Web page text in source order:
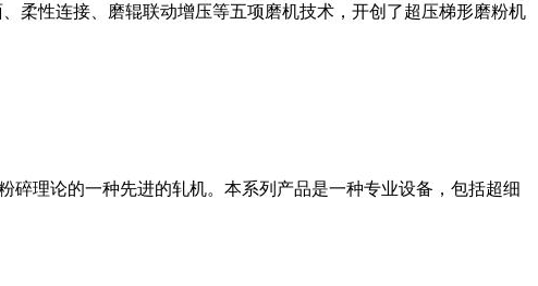
柔性连接、磨辊联动增压等五项磨机技术，开创了超压梯形磨粉机
理论的一种先进的轧机。本系列产品是一种专业设备，包括超细